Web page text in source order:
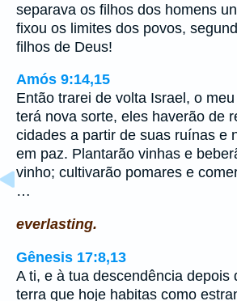
separava os filhos dos homens
fixou os limites dos povos,
filhos de Deus!
Amós 9:14,15
Então trarei de volta Israel, o
terá nova sorte, eles haverão de
cidades a partir de suas ruínas e
em paz. Plantarão vinhas e
vinho; cultivarão pomares e
…
everlasting.
Gênesis 17:8,13
A ti, e à tua descendência depois
terra que hoje habitas como